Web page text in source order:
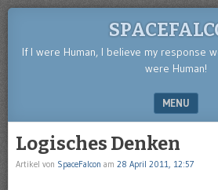
If I were Human, I believe my response
were Human!
MENU
Logisches Denken
Artikel von SpaceFalcon am 28 April 2011, 12:57